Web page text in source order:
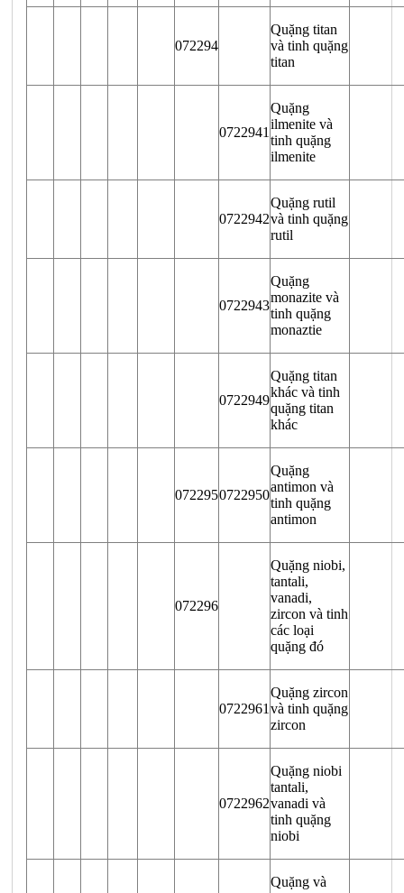
072294
Quặng titan
và tinh quặng
titan
0722941
Quặng
ilmenite và
tinh quặng
ilmenite
0722942
Quặng rutil
và tinh quặng
rutil
0722943
Quặng
monazite và
tinh quặng
monaztie
0722949
Quặng titan
khác và tinh
quặng titan
khác
0722950722950
Quặng
antimon và
tinh quặng
antimon
072296
Quặng niobi,
tantali,
vanadi,
zircon và tinh
các loại
quặng đó
0722961
Quặng zircon
và tinh quặng
zircon
0722962
Quặng niobi
tantali,
vanadi và
tinh quặng
niobi
Quặng và